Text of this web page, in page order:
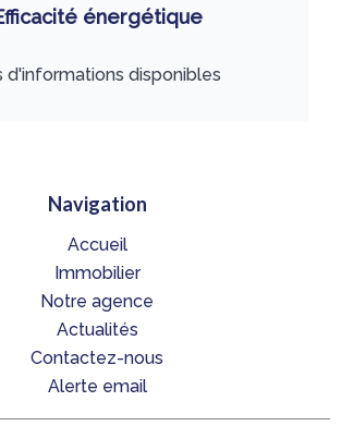
énergétique
d'informations disponibles
Navigation
Accueil
Immobilier
Notre agence
Actualités
Contactez-nous
Alerte email